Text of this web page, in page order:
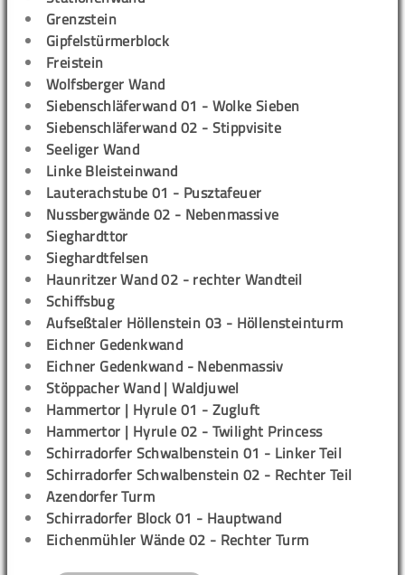
Grenzstein
Gipfelstürmerblock
Freistein
Wolfsberger Wand
Siebenschläferwand 01 - Wolke Sieben
Siebenschläferwand 02 - Stippvisite
Seeliger Wand
Linke Bleisteinwand
Lauterachstube 01 - Pusztafeuer
Nussbergwände 02 - Nebenmassive
Sieghardttor
Sieghardtfelsen
Haunritzer Wand 02 - rechter Wandteil
Schiffsbug
Aufseßtaler Höllenstein 03 - Höllensteinturm
Eichner Gedenkwand
Eichner Gedenkwand - Nebenmassiv
Stöppacher Wand | Waldjuwel
Hammertor | Hyrule 01 - Zugluft
Hammertor | Hyrule 02 - Twilight Princess
Schirradorfer Schwalbenstein 01 - Linker Teil
Schirradorfer Schwalbenstein 02 - Rechter Teil
Azendorfer Turm
Schirradorfer Block 01 - Hauptwand
Eichenmühler Wände 02 - Rechter Turm